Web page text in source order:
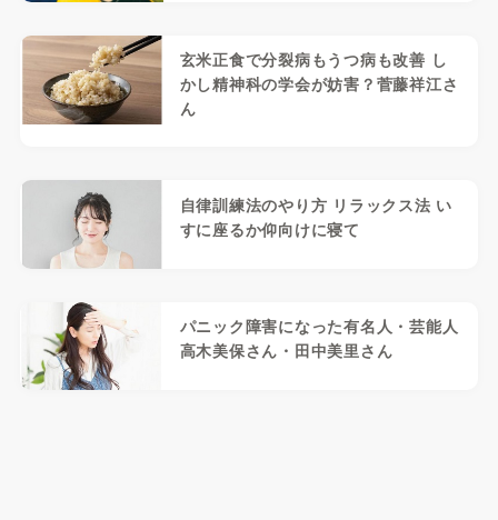
玄米正食で分裂病もうつ病も改善 し
かし精神科の学会が妨害？菅藤祥江さ
ん
自律訓練法のやり方 リラックス法 い
すに座るか仰向けに寝て
パニック障害になった有名人・芸能人
高木美保さん・田中美里さん